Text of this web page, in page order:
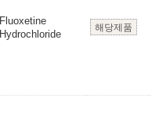
Fluoxetine
Hydrochloride
해당제품